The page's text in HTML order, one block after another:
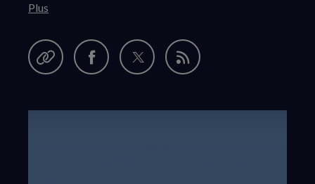
Plus
Partager
cette
Garder en favori
Partager
Facebook
Partager
Twitter
Flux